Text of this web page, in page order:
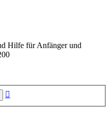
Hilfe für Anfänger und